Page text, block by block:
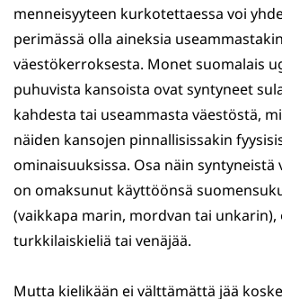
menneisyyteen kurkotettaessa voi
perimässä olla aineksia
väestökerroksesta. Monet suomalais
puhuvista kansoista ovat syntyneet
kahdesta tai useammasta väestöstä,
näiden kansojen pinnallisissakin
ominaisuuksissa. Osa näin syntyneistä
on omaksunut käyttöönsä
(vaikkapa marin, mordvan tai unkarin),
turkkilaiskieliä tai venäjää.
Mutta kielikään ei välttämättä jää